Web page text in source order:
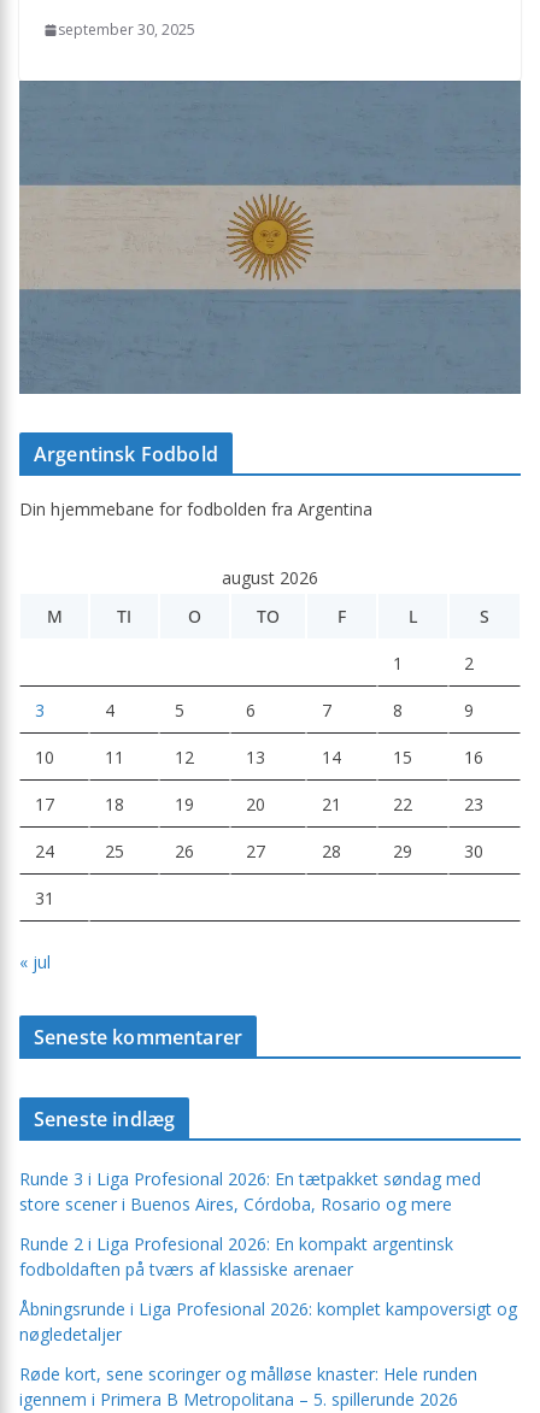
september 30, 2025
Argentinsk Fodbold
Din hjemmebane for fodbolden fra Argentina
august 2026
M
TI O TO F L S
1 2
3 4 5 6 7 8 9
10 11 12 13 14 15 16
17 18 19 20 21 22 23
24 25 26 27 28 29 30
31
« jul
Seneste kommentarer
Seneste indlæg
Runde 3 i Liga Profesional 2026: En tætpakket søndag med
store scener i Buenos Aires, Córdoba, Rosario og mere
Runde 2 i Liga Profesional 2026: En kompakt argentinsk
fodboldaften på tværs af klassiske arenaer
Åbningsrunde i Liga Profesional 2026: komplet kampoversigt og
nøgledetaljer
Røde kort, sene scoringer og målløse knaster: Hele runden
igennem i Primera B Metropolitana – 5. spillerunde 2026